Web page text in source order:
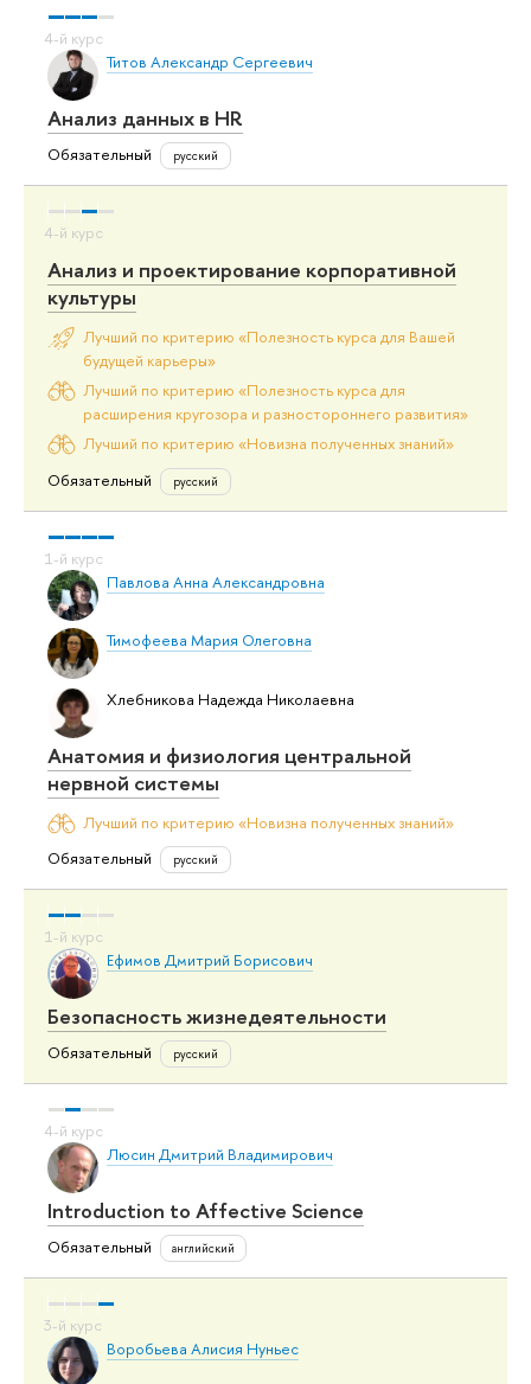
Титов Александр Сергеевич
Анализ данных в HR
Обязательный русский
Анализ и проектирование корпоративной
культуры
Лучший по критерию «Полезность курса для Вашей
будущей карьеры»
Лучший по критерию «Полезность курса для
расширения кругозора и разностороннего развития»
Лучший по критерию «Новизна полученных знаний»
Обязательный
русский
Павлова Анна Александровна
Тимофеева Мария Олеговна
Хлебникова Надежда Николаевна
Анатомия и физиология центральной
нервной системы
Лучший по критерию «Новизна полученных знаний»
Обязательный
русский
Ефимов Дмитрий Борисович
Безопасность жизнедеятельности
Обязательный русский
Люсин Дмитрий Владимирович
Introduction to Affective Science
Обязательный английский
Воробьева Алисия Нуньес